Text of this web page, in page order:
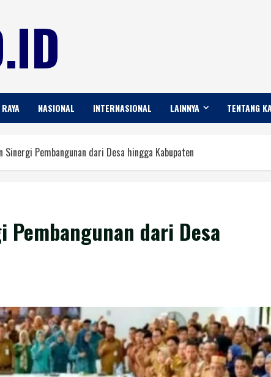
NASIONAL INTERNASIONAL LAINNYA TENTANG
Sinergi Pembangunan dari Desa hingga Kabupaten
Pembangunan dari Desa